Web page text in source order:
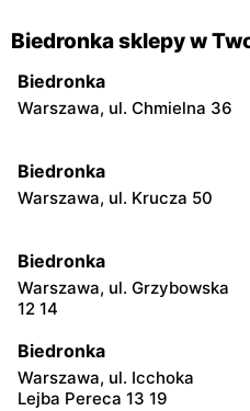
Biedronka sklepy w
Biedronka
Warszawa, ul. Chmielna 36
Biedronka
Warszawa, ul. Krucza 50
Biedronka
Warszawa, ul. Grzybowska
12 14
Biedronka
Warszawa, ul. Icchoka
Lejba Pereca 13 19